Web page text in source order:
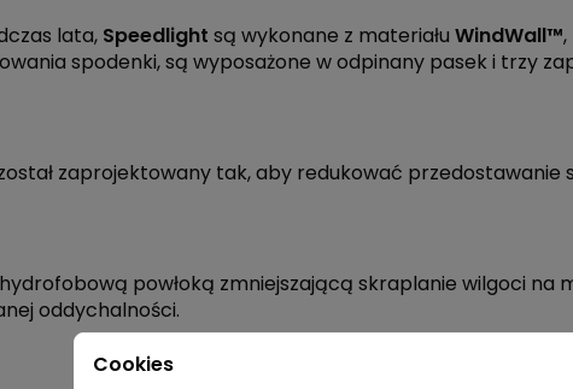
lata, Speedlight są wykonane z materiału WindWall™
spodenki, są wyposażone w odpinany pasek i trzy
zaprojektowany tak, aby redukować
powłoką zmniejszającą skraplanie wilgoci
oddychalności.
Cookies